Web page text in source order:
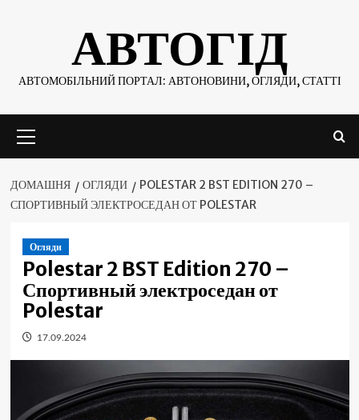
АВТОГІД
АВТОМОБІЛЬНИЙ ПОРТАЛ: АВТОНОВИНИ, ОГЛЯДИ, СТАТТІ
меню
ДОМАШНЯ ОГЛЯДИ
POLESTAR 2 BST EDITION 270 –
СПОРТИВНЫЙ ЭЛЕКТРОСЕДАН ОТ POLESTAR
Огляди
Polestar 2 BST Edition 270 –
Спортивный электроседан от
Polestar
17.09.2024